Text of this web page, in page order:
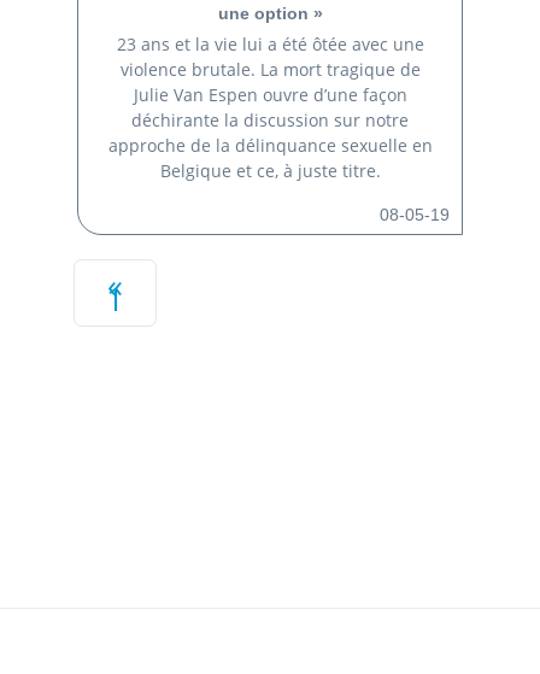
une option »
23 ans et la vie lui a été ôtée avec une
violence brutale. La mort tragique de
Julie Van Espen ouvre d’une façon
déchirante la discussion sur notre
approche de la délinquance sexuelle en
Belgique et ce, à juste titre.
08-05-19
1